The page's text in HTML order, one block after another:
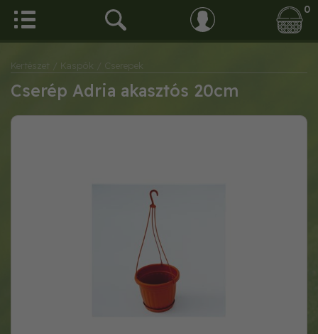
0
Kertészet / Kaspók / Cserepek
Cserép Adria akasztós 20cm